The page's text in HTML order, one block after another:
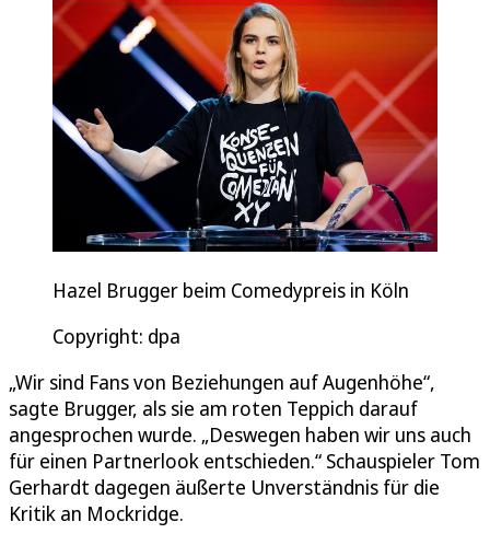
Hazel Brugger beim Comedypreis in Köln
Copyright: dpa
„Wir sind Fans von Beziehungen auf Augenhöhe“,
sagte Brugger, als sie am roten Teppich darauf
angesprochen wurde. „Deswegen haben wir uns auch
für einen Partnerlook entschieden.“ Schauspieler Tom
Gerhardt dagegen äußerte Unverständnis für die
Kritik an Mockridge.